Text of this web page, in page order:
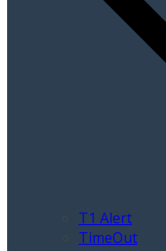
T1 Alert
TimeOut